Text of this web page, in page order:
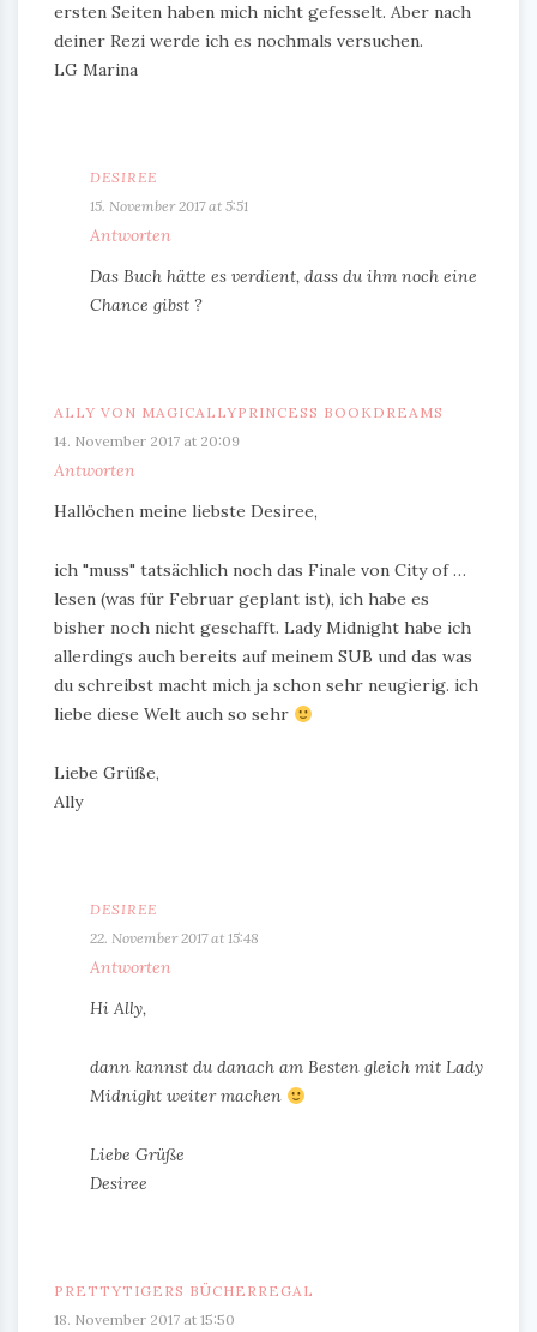
ersten Seiten haben mich nicht gefesselt. Aber nach
deiner Rezi werde ich es nochmals versuchen.
LG Marina
DESIREE
15. November 2017 at 5:51
Antworten
Das Buch hätte es verdient, dass du ihm noch eine
Chance gibst ?
ALLY VON MAGICALLYPRINCESS BOOKDREAMS
14. November 2017 at 20:09
Antworten
Hallöchen meine liebste Desiree,
ich "muss" tatsächlich noch das Finale von City of …
lesen (was für Februar geplant ist), ich habe es
bisher noch nicht geschafft. Lady Midnight habe ich
allerdings auch bereits auf meinem SUB und das was
du schreibst macht mich ja schon sehr neugierig. ich
liebe diese Welt auch so sehr
Liebe Grüße,
Ally
DESIREE
22. November 2017 at 15:48
Antworten
Hi Ally,
dann kannst du danach am Besten gleich mit Lady
Midnight weiter machen
Liebe Grüße
Desiree
PRETTYTIGERS BÜCHERREGAL
18. November 2017 at 15:50